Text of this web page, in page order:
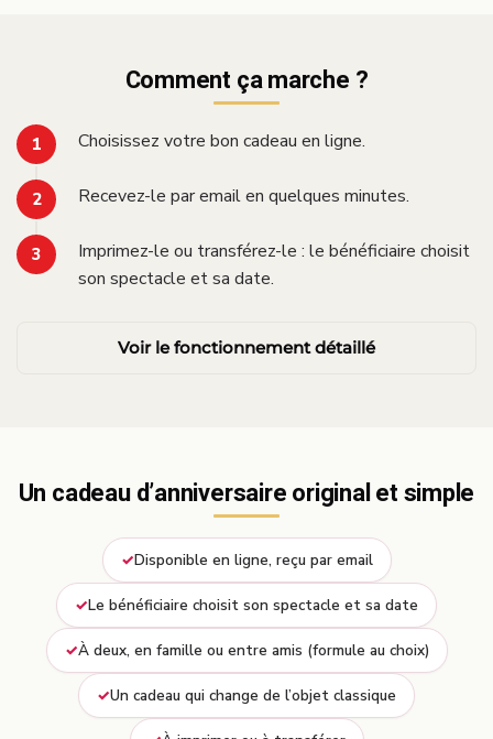
Comment ça marche ?
Choisissez votre bon cadeau en ligne.
Recevez-le par email en quelques minutes.
Imprimez-le ou transférez-le : le bénéficiaire choisit
son spectacle et sa date.
Voir le fonctionnement détaillé
Un cadeau d’anniversaire original et simple
Disponible en ligne, reçu par email
Le bénéficiaire choisit son spectacle et sa date
À deux, en famille ou entre amis (formule au choix)
Un cadeau qui change de l’objet classique